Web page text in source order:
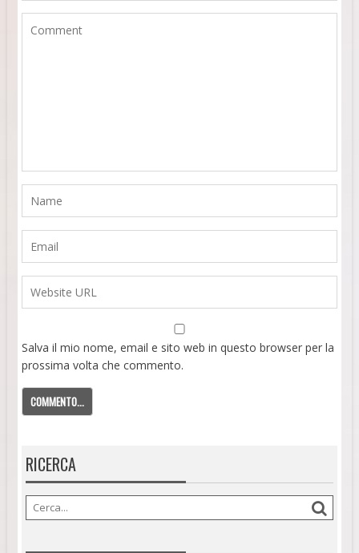
Salva il mio nome, email e sito web in questo browser per la
prossima volta che commento.
RICERCA